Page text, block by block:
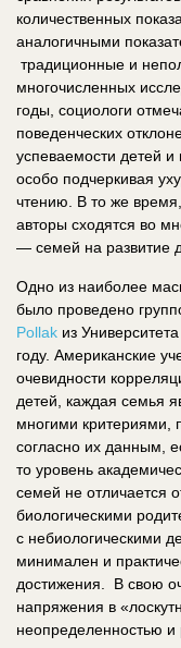
количественных
аналогичными
традиционные и
многочисленных
годы, социологи
поведенческих
успеваемости детей и
особо подчеркивая
чтению. В то же
авторы сходятся во
— семей на развитие
Одно из наиболее
было проведено
Pollak из
году. Американские
очевидности
детей, каждая семья
многими критериями,
согласно их данным,
то уровень
семей не отличается
биологическими
с небиологическими
минимален и
достижения. В свою
напряжения в
неопределенностью